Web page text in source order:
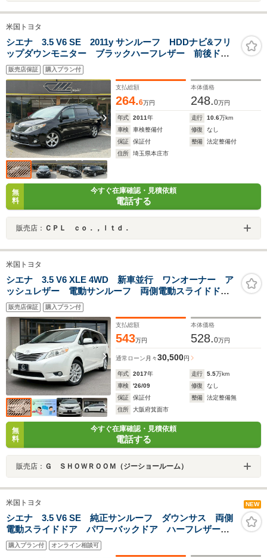
米国トヨタ
シエナ 3.5 V6 SE 2011y サンルーフ HDDナビ&フリ
ップダウンモニター ブラックハーフレザー 前後ドラ
レコ ETC 床下格納式サードシート バックカメラ
パワーバックドア 本国取説スペアキー有
販売店保証 購入プラン付
支払総額
264.6万円
本体価格
248.0万円
年式 2011年 走行 10.6万km
車検
車検整備付 修復
なし
保証
保証付 整備
法定整備付
住所
埼玉県本庄市
無
料
今すぐ在庫確認・見積依頼
電話する
販売店： ＣＰＬ ｃｏ．，ｌｔｄ．
米国トヨタ
シエナ 3.5 V6 XLE 4WD 新車並行 ワンオーナー ア
ッシュレザー 電動サンルーフ 両側電動スライドド
ア パワーバックドア アルパイン製(X9Z)フルセグメモ
リーナビ サイド&バックカメラ
販売店保証 購入プラン付
支払総額
543万円
本体価格
528.0万円
通常ローン 月々30,500円
年式 2017年 走行 5.5万km
車検
'26/09 修復
なし
保証
保証付 整備
法定整備無
住所
大阪府箕面市
無
料
今すぐ在庫確認・見積依頼
電話する
販売店： Ｇ ＳＨＯＷＲＯＯＭ（ジーショールーム）
米国トヨタ NEW
シエナ 3.5 V6 SE 純正サンルーフ ダウンサス 両側
電動スライドドア パワーバックドア ハーフレザーシ
ート 社外ナビ Bluetooth対応 バックカメラ ETC
フロント&サイドカメラ
購入プラン付 オンライン相談可